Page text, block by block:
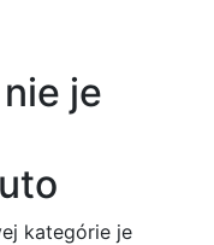
je
kategórie je